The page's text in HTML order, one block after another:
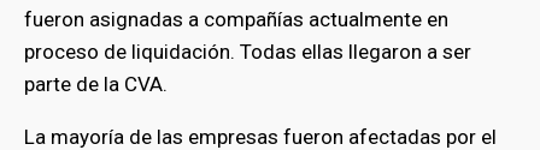
fueron asignadas a compañías actualmente en
proceso de liquidación. Todas ellas llegaron a ser
parte de la CVA.
La mayoría de las empresas fueron afectadas por el